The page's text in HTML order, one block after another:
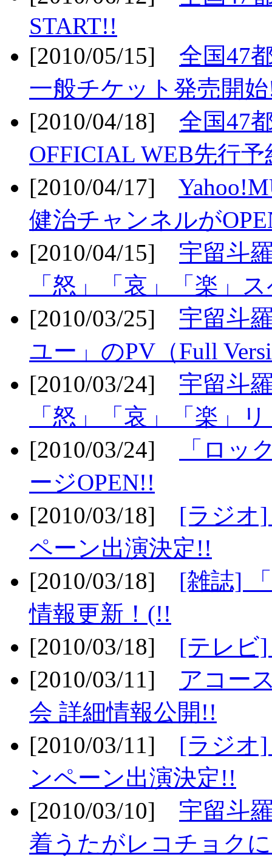
START!!
[2010/05/15] 全国47
一般チケット発売開
[2010/04/18] 全国47
OFFICIAL WEB先行
[2010/04/17]
健治チャンネルが
[2010/04/15] 宇留斗
「怒」「哀」「楽」
[2010/03/25] 宇留斗
ユー」のPV（Full
[2010/03/24] 宇留斗
「怒」「哀」「楽」
[2010/03/24]
「ロッ
ージOPEN!!
[2010/03/18] [ラジオ
ペーン出演決定!!
[2010/03/18] [雑誌]
情報更新！(!!
[2010/03/18] [テレビ
[2010/03/11] アコー
会 詳細情報公開!!
[2010/03/11] [ラジオ
ンペーン出演決定!!
[2010/03/10] 宇留斗
着うたがレコチョク